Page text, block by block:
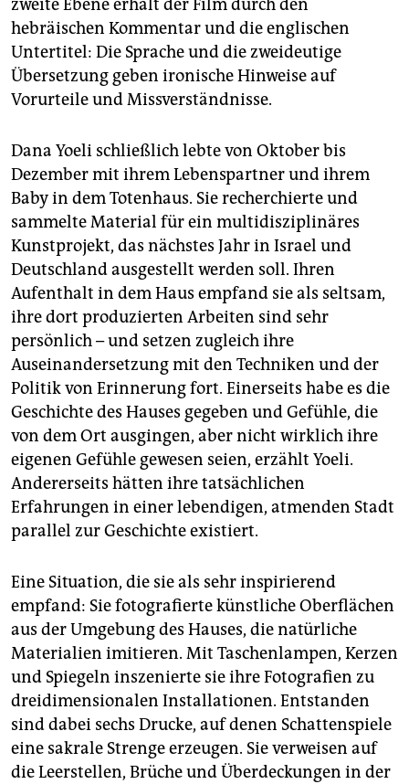
zweite Ebene erhält der Film durch den
hebräischen Kommentar und die englischen
Untertitel: Die Sprache und die zweideutige
Übersetzung geben ironische Hinweise auf
Vorurteile und Missverständnisse.
Dana Yoeli schließlich lebte von Oktober bis
Dezember mit ihrem Lebenspartner und ihrem
Baby in dem Totenhaus. Sie recherchierte und
sammelte Material für ein multidisziplinäres
Kunstprojekt, das nächstes Jahr in Israel und
Deutschland ausgestellt werden soll. Ihren
Aufenthalt in dem Haus empfand sie als seltsam,
ihre dort produzierten Arbeiten sind sehr
persönlich – und setzen zugleich ihre
Auseinandersetzung mit den Techniken und der
Politik von Erinnerung fort. Einerseits habe es die
Geschichte des Hauses gegeben und Gefühle, die
von dem Ort ausgingen, aber nicht wirklich ihre
eigenen Gefühle gewesen seien, erzählt Yoeli.
Andererseits hätten ihre tatsächlichen
Erfahrungen in einer lebendigen, atmenden Stadt
parallel zur Geschichte existiert.
Eine Situation, die sie als sehr inspirierend
empfand: Sie fotografierte künstliche Oberflächen
aus der Umgebung des Hauses, die natürliche
Materialien imitieren. Mit Taschenlampen, Kerzen
und Spiegeln inszenierte sie ihre Fotografien zu
dreidimensionalen Installationen. Entstanden
sind dabei sechs Drucke, auf denen Schattenspiele
eine sakrale Strenge erzeugen. Sie verweisen auf
die Leerstellen, Brüche und Überdeckungen in der